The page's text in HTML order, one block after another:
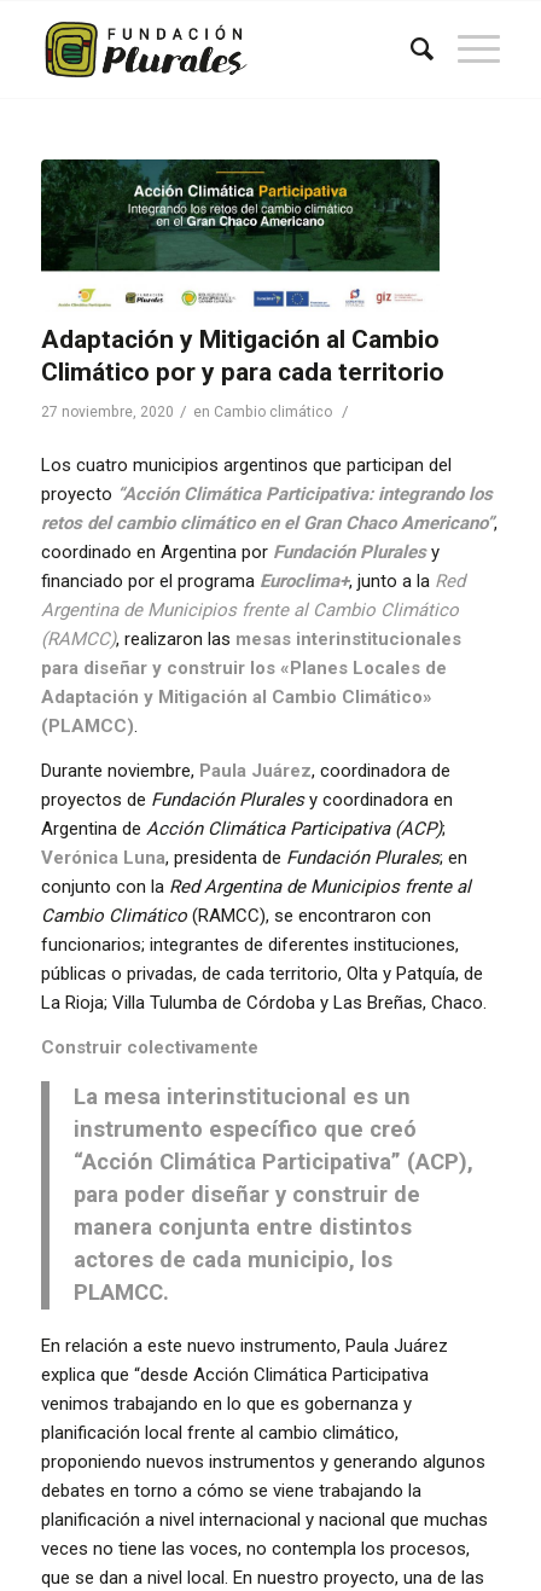
Adaptación y Mitigación al Cambio
Climático por y para cada territorio
27 noviembre, 2020 / en Cambio climático /
Los cuatro municipios argentinos que participan del
proyecto “Acción Climática Participativa: integrando los
retos del cambio climático en el Gran Chaco Americano”,
coordinado en Argentina por Fundación Pluralesy
financiado por el programa Euroclima+, junto a la Red
Argentina de Municipios frente al Cambio Climático
(RAMCC), realizaron las mesas interinstitucionales
para diseñar y construir los «Planes Locales de
Adaptación y Mitigación al Cambio Climático»
(PLAMCC).
Durante noviembre, Paula Juárez, coordinadora de
proyectos de Fundación Pluralesy coordinadora en
Argentina de Acción Climática Participativa (ACP);
Verónica Luna, presidenta de Fundación Plurales; en
conjunto con la Red Argentina de Municipios frente al
Cambio Climático(RAMCC), se encontraron con
funcionarios; integrantes de diferentes instituciones,
públicas o privadas, de cada territorio, Olta y Patquía, de
La Rioja; Villa Tulumba de Córdoba y Las Breñas, Chaco.
Construir colectivamente
La mesa interinstitucional es un
instrumento específico que creó
“Acción Climática Participativa” (ACP),
para poder diseñar y construir de
manera conjunta entre distintos
actores de cada municipio, los
PLAMCC.
En relación a este nuevo instrumento, Paula Juárez
explica que “desde Acción Climática Participativa
venimos trabajando en lo que es gobernanza y
planificación local frente al cambio climático,
proponiendo nuevos instrumentos y generando algunos
debates en torno a cómo se viene trabajando la
planificación a nivel internacional y nacional que muchas
veces no tiene las voces, no contempla los procesos,
que se dan a nivel local. En nuestro proyecto, una de las